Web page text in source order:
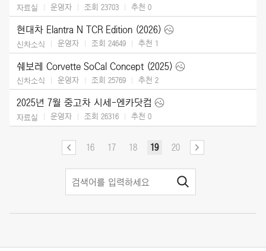
자료실 운영자 조회 23703 추천 0
현대차 Elantra N TCR Edition (2026)
신차소식 운영자 조회 24649 추천 1
쉐보레 Corvette SoCal Concept (2025)
신차소식 운영자 조회 25769 추천 2
2025년 7월 중고차 시세-엔카닷컴
자료실 운영자 조회 26316 추천 0
16 17 18 19 20